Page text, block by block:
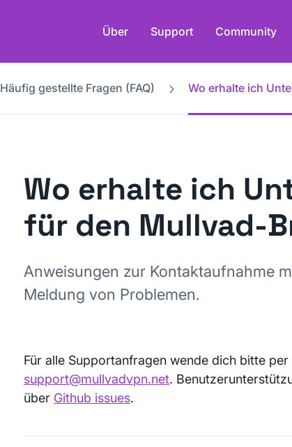
Über Support Community
Häufig gestellte Fragen (FAQ) Wo erhalte ich
Wo erhalte ich
für den Mullvad-
Anweisungen zur Kontaktaufnahme
Meldung von Problemen.
Für alle Supportanfragen wende dich bitte per
support@mullvadvpn.net.
über Github issues.